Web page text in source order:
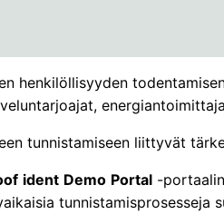
henkilöllisyyden
tunnistamiseen liittyvät
ident Demo Portal -
tunnistamisprosesseja